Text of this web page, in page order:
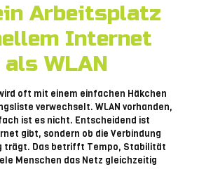
Arbeitsplatz
Internet
WLAN
oft mit einem einfachen Häkchen
verwechselt. WLAN vorhanden,
ist es nicht. Entscheidend ist
gibt, sondern ob die Verbindung
trägt. Das betrifft Tempo, Stabilität
Menschen das Netz gleichzeitig